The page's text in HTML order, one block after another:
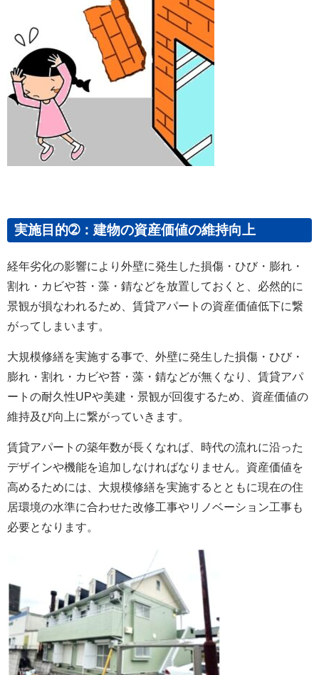
実施目的➁：建物の資産価値の維持向上
経年劣化の影響により外壁に発生した損傷・ひび・膨れ・
割れ・カビや苔・藻・錆などを放置しておくと、必然的に
景観が損なわれるため、賃貸アパートの資産価値低下に繋
がってしまいます。
大規模修繕を実施する事で、外壁に発生した損傷・ひび・
膨れ・割れ・カビや苔・藻・錆などが無くなり、賃貸アパ
ートの耐久性UPや美建・景観が回復するため、資産価値の
維持及び向上に繋がっていきます。
賃貸アパートの築年数が長くなれば、時代の流れに沿った
デザインや機能を追加しなければなりません。資産価値を
高めるためには、大規模修繕を実施するとともに現在の住
居環境の水準に合わせた改修工事やリノベーション工事も
必要となります。